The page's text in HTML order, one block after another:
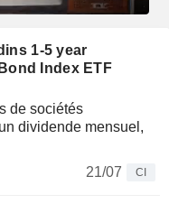
1-5 year
Index ETF
de sociétés
dividende mensuel,
21/07
CI